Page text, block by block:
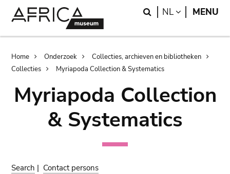
Search
NL LANGUAGE
MENU
Breadcrumb
Home Onderzoek
Collecties, archieven en bibliotheken
Collecties
Myriapoda Collection & Systematics
Myriapoda Collection
& Systematics
Search | Contact persons